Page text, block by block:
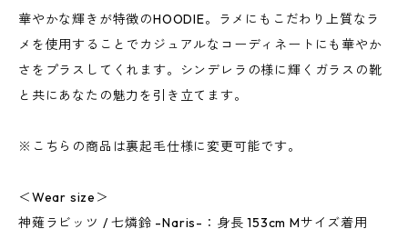
華やかな輝きが特徴のHOODIE。ラメにもこだわり上質なラ
メを使用することでカジュアルなコーディネートにも華やか
さをプラスしてくれます。シンデレラの様に輝くガラスの靴
と共にあなたの魅力を引き立てます。
※こちらの商品は裏起毛仕様に変更可能です。
＜Wear size＞
神薙ラビッツ / 七燐鈴 -Naris-：身長 153cm Mサイズ着用